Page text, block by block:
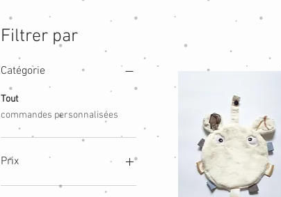
Filtrer par
Catégorie
Tout
commandes personnalisées
Prix